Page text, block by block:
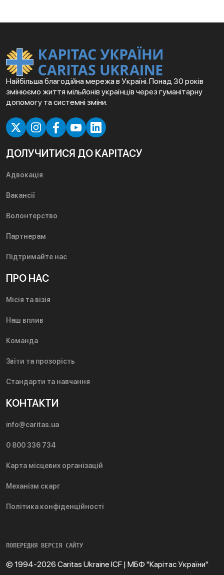
Найбільша благодійна мережа в Україні. Понад 30 років
змінюємо життя мільйонів українців через гуманітарну
допомогу та системні зміни.
ДОЛУЧИТИСЯ ДО КАРІТАСУ
Адвокація
Вакансії
Волонтерство
Партнерам
Підтримайте нас
ПРО НАС
Місія та візія
Наш вплив
Команда
Звіти та прозорість
Стандарти та навчання
КОНТАКТИ
info@caritas.ua
0 800 336 734
Карта місцевих організацій
Механізм скарг
Політика конфіденційності
ПОПЕРЕДНЯ ВЕРСІЯ САЙТУ
© 1994-2026 Caritas Ukraine ICF | МБФ "Карітас України"